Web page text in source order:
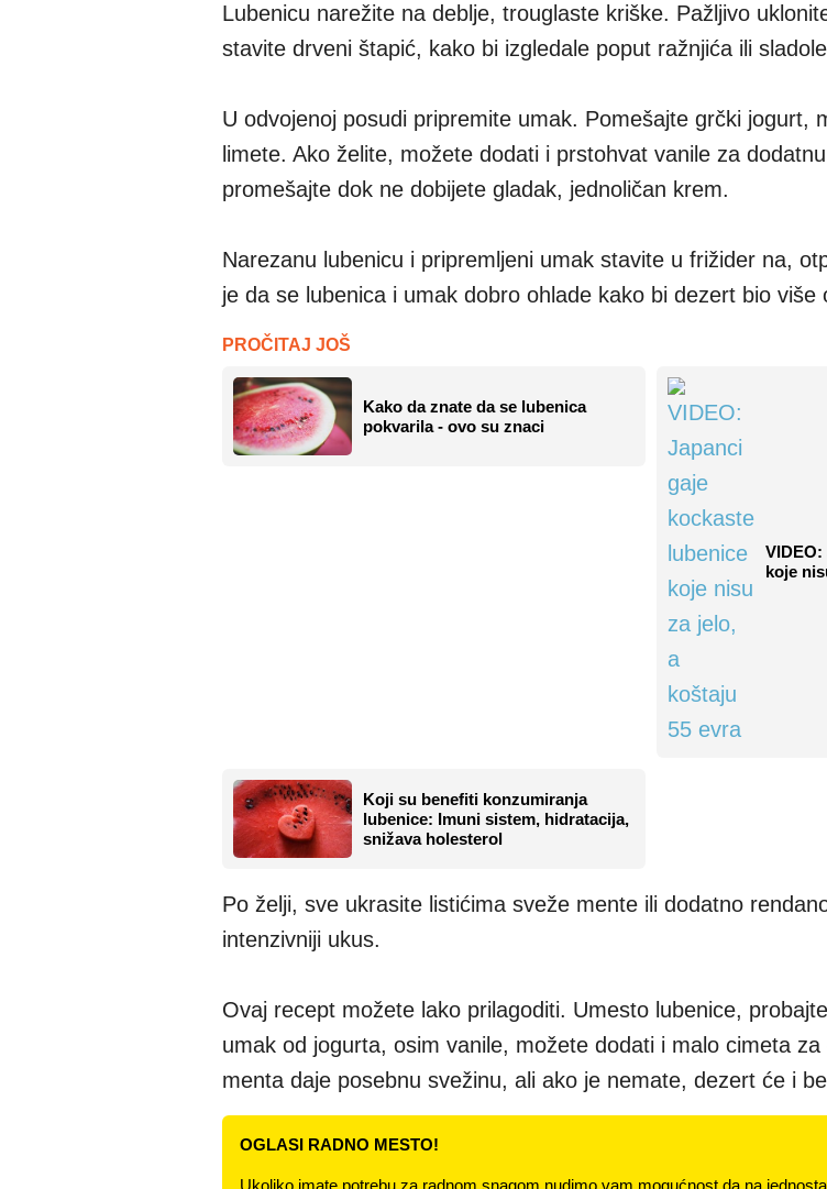
Lubenicu narežite na deblje, trouglaste kriške. Pažljivo
stavite drveni štapić, kako bi izgledale poput ražnjića ili
U odvojenoj posudi pripremite umak. Pomešajte grčki jogurt,
limete. Ako želite, možete dodati i prstohvat vanile za
promešajte dok ne dobijete gladak, jednoličan krem.
Narezanu lubenicu i pripremljeni umak stavite u frižider na,
je da se lubenica i umak dobro ohlade kako bi dezert bio više
PROČITAJ JOŠ
Kako da znate da se lubenica
pokvarila - ovo su znaci
koje
Koji su benefiti konzumiranja
lubenice: Imuni sistem, hidratacija,
snižava holesterol
Po želji, sve ukrasite listićima sveže mente ili dodatno
intenzivniji ukus.
Ovaj recept možete lako prilagoditi. Umesto lubenice,
umak od jogurta, osim vanile, možete dodati i malo cimeta
menta daje posebnu svežinu, ali ako je nemate, dezert će i
OGLASI RADNO MESTO!
Ukoliko imate potrebu za radnom snagom nudimo vam mogućnost da na